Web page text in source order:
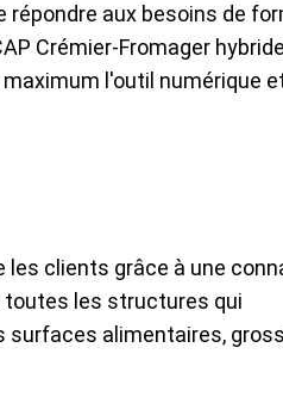
aux besoins de
Crémier-Fromager
l'outil numérique
les clients grâce à une
toutes les structures qui
surfaces alimentaires,